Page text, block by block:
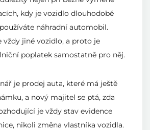
kdy je vozidlo dlouhodobě
náhradní automobil.
vždy jiné vozidlo, a proto je
poplatek samostatně pro něj.
je prodej auta, které má ještě
a nový majitel se ptá, zda
je vždy stav evidence
nikoli změna vlastníka vozidla.